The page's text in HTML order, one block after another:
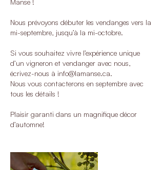
Manse !
Nous prévoyons débuter les vendanges vers la
mi-septembre, jusqu’à la mi-octobre.
Si vous souhaitez vivre l’expérience unique
d’un vigneron et vendanger avec nous,
écrivez-nous à info@lamanse.ca.
Nous vous contacterons en septembre avec
tous les détails !
Plaisir garanti dans un magnifique décor
d’automne!